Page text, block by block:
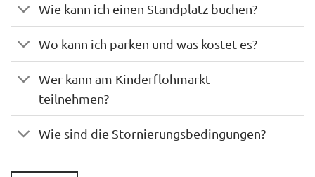
Wie kann ich einen Standplatz buchen?
Wo kann ich parken und was kostet es?
Wer kann am Kinderflohmarkt
teilnehmen?
Wie sind die Stornierungsbedingungen?